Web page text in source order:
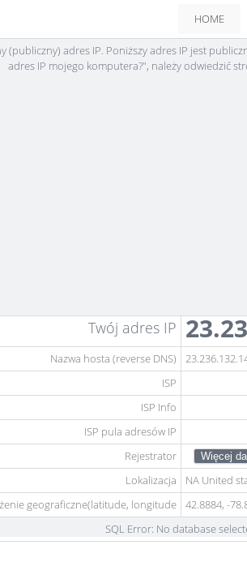
HOME
(publiczny) adres IP. Poniższy adres IP jest
adres IP mojego komputera?", należy odwiedzić
Twój adres IP
Nazwa hosta (reverse DNS)
ISP
ISP Info
ISP pula adresów IP
Rejestrator
Lokalizacja
NA United
geograficzne(latitude, longitude
42.8884, -
SQL Error: No database